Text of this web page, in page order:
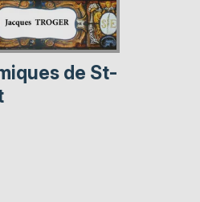
de St-